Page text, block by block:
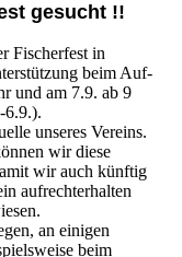
gesucht !!
Fischerfest in
beim Auf-
und am 7.9. ab 9
6.9.).
unseres Vereins.
wir diese
wir auch künftig
aufrechterhalten
an einigen
beim